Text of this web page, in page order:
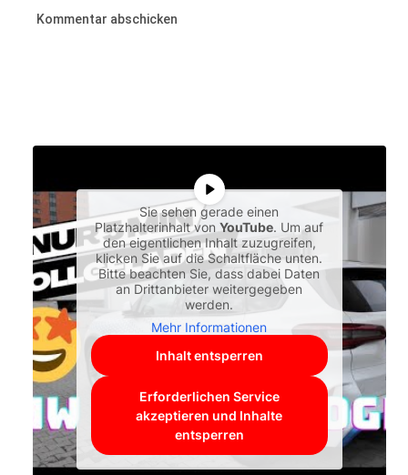
Sie sehen gerade einen
Platzhalterinhalt vonYouTube. Um auf
den eigentlichen Inhalt zuzugreifen,
klicken Sie auf die Schaltfläche unten.
Bitte beachten Sie, dass dabei Daten
an Drittanbieter weitergegeben
werden.
Mehr Informationen
Inhalt entsperren
Erforderlichen Service
akzeptieren und Inhalte
entsperren